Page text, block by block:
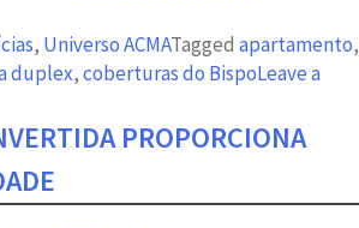
, Universo ACMATagged apartamento,
duplex,coberturas do BispoLeave a
PROPORCIONA